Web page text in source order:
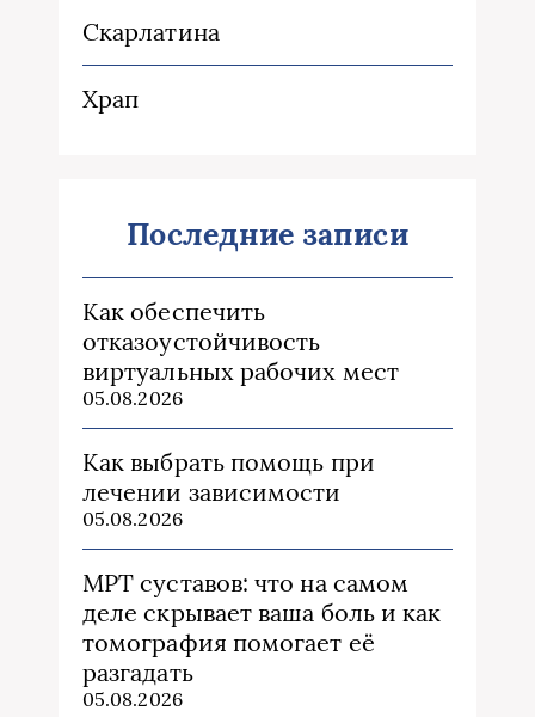
Скарлатина
Храп
Последние записи
Как обеспечить
отказоустойчивость
виртуальных рабочих мест
05.08.2026
Как выбрать помощь при
лечении зависимости
05.08.2026
МРТ суставов: что на самом
деле скрывает ваша боль и как
томография помогает её
разгадать
05.08.2026